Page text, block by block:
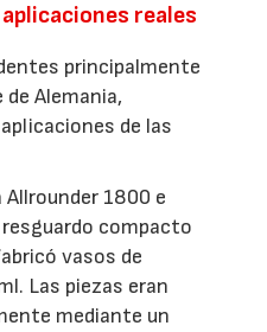
reales
principalmente
Alemania,
de las
Allrounder 1800 e
resguardo compacto
vasos de
Las piezas eran
mediante un